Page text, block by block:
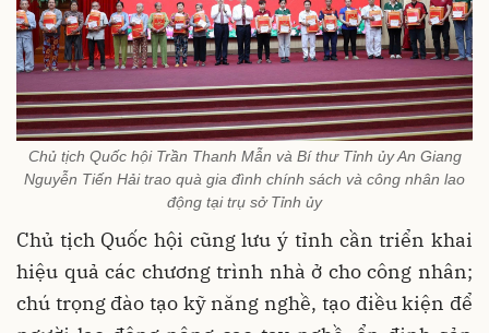
Chủ tịch Quốc hội Trần Thanh Mẫn và Bí thư Tỉnh ủy An Giang
Nguyễn Tiến Hải trao quà gia đình chính sách và công nhân lao
động tại trụ sở Tỉnh ủy
Chủ tịch Quốc hội cũng lưu ý tỉnh cần triển khai
hiệu quả các chương trình nhà ở cho công nhân;
chú trọng đào tạo kỹ năng nghề, tạo điều kiện để